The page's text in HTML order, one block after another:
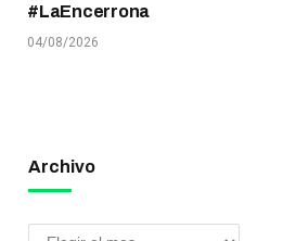
#LaEncerrona
04/08/2026
Archivo